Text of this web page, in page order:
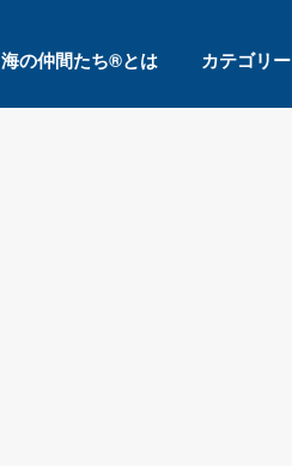
海の仲間たち®とは カテゴリー